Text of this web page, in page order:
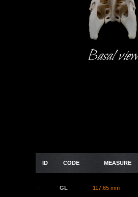
Basal view
ID CODE MEASURE
GL 117.65 mm